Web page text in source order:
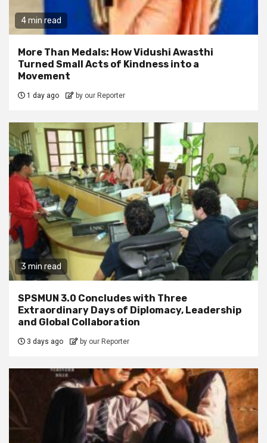
4 min read
More Than Medals: How Vidushi Awasthi
Turned Small Acts of Kindness into a
Movement
1 day ago by our Reporter
3 min read
SPSMUN 3.0 Concludes with Three
Extraordinary Days of Diplomacy, Leadership
and Global Collaboration
3 days ago by our Reporter